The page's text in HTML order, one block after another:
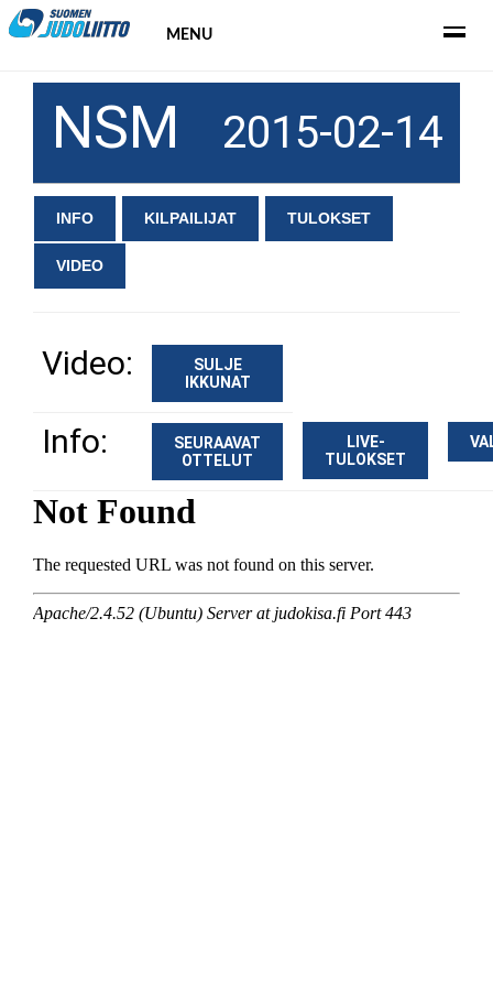
MENU
NSM 2015-02-14
INFO KILPAILIJAT TULOKSET
VIDEO
Video:
SULJE
IKKUNAT
Info:
SEURAAVAT
OTTELUT
LIVE-
TULOKSET